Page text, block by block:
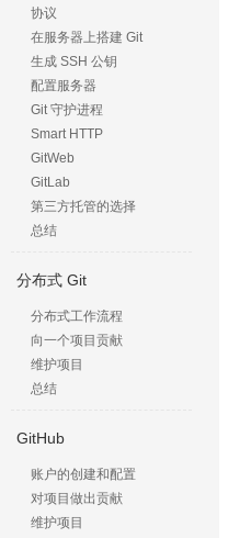
协议
在服务器上搭建 Git
生成 SSH 公钥
配置服务器
Git 守护进程
Smart HTTP
GitWeb
GitLab
第三方托管的选择
总结
分布式 Git
分布式工作流程
向一个项目贡献
维护项目
总结
GitHub
账户的创建和配置
对项目做出贡献
维护项目